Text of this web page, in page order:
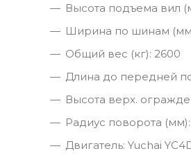
Высота подъема вил
Ширина по шинам
Общий вес (кг): 2600
Длина до передней
Высота верх.
Радиус поворота (мм):
Двигатель: Yuchai